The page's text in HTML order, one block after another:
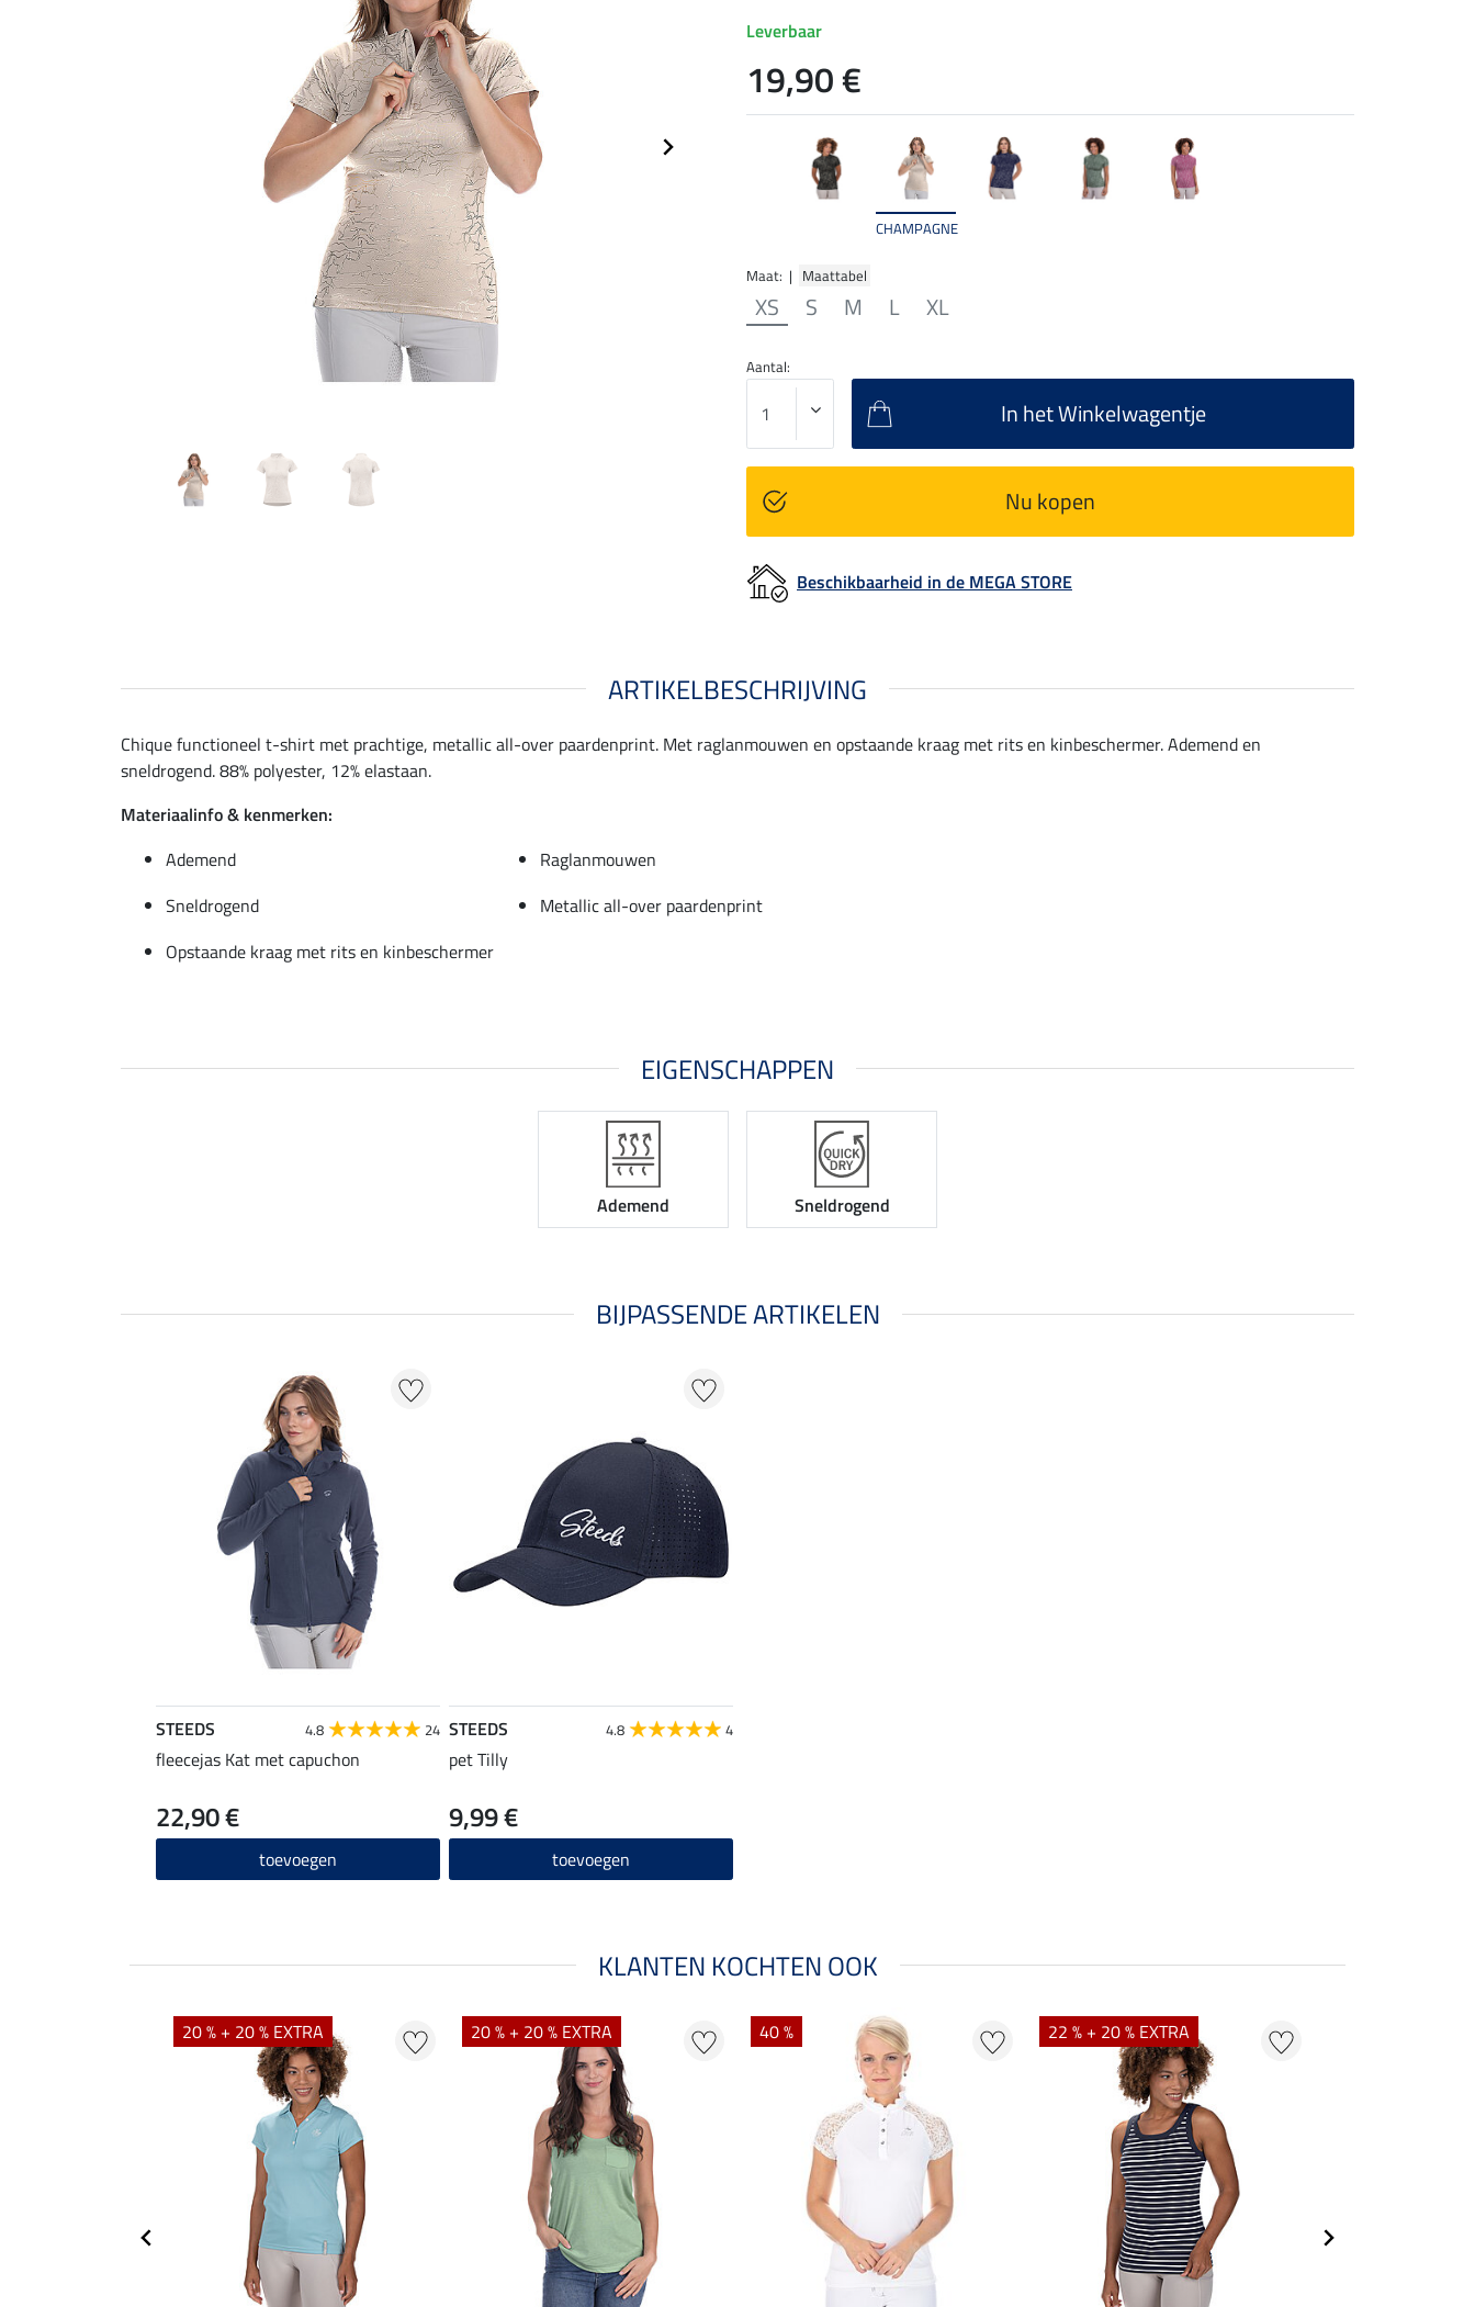
CHAMPAGNE
Maat: | Maattabel
XS S M L XL
Leverbaar
19,90 €
Aantal:
In het Winkelwagentje
Nu kopen
Beschikbaarheid in de MEGA STORE
ARTIKELBESCHRIJVING
Chique functioneel t-shirt met prachtige, metallic all-over paardenprint. Met raglanmouwen en opstaande kraag met rits en kinbeschermer. Ademend en
sneldrogend. 88% polyester, 12% elastaan.
Materiaalinfo & kenmerken:
Ademend
Raglanmouwen
Sneldrogend
Metallic all-over paardenprint
Opstaande kraag met rits en kinbeschermer
EIGENSCHAPPEN
Ademend Sneldrogend
BIJPASSENDE ARTIKELEN
STEEDS 4.8 24
fleecejas Kat met capuchon
22,90 €
toevoegen
STEEDS 4.8 4
pet Tilly
9,99 €
toevoegen
KLANTEN KOCHTEN OOK
20 % + 20 % EXTRA 20 % + 20 % EXTRA 40 % 22 % + 20 % EXTRA